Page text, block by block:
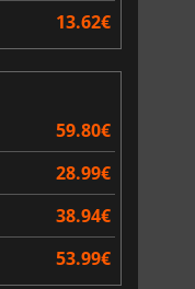
13.62€
59.80€
28.99€
38.94€
53.99€